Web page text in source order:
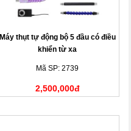
Máy thụt tự động bộ 5 đầu có điều
khiển từ xa
Mã SP: 2739
2,500,000đ